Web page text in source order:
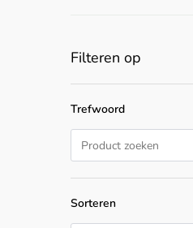
Filteren op
Trefwoord
Sorteren